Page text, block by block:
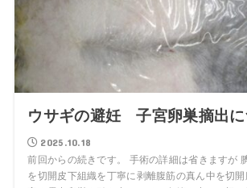
ウサギの避妊 子宮卵巣摘出
2025.10.18
前回からの続きです。 手術の詳細は省きますが
を切開皮下組織を丁寧に剥離腹筋の真ん中を切